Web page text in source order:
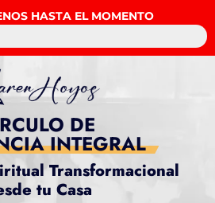
HASTA EL MOMENTO
DE
INTEGRAL
Transformacional
tu Casa